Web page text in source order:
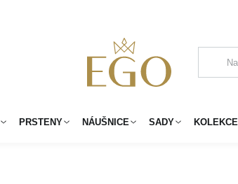
PRSTENY NÁUŠNICE SADY KOLEKCE